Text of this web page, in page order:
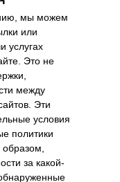
мы можем
или
услугах
Это не
между
Эти
условия
политики
за какой-